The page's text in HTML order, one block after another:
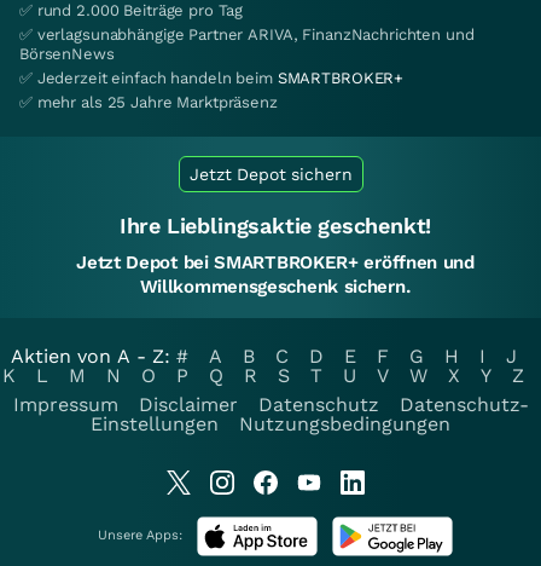
✅ rund 2.000 Beiträge pro Tag
✅ verlagsunabhängige Partner ARIVA, FinanzNachrichten und
BörsenNews
✅ Jederzeit einfach handeln beim SMARTBROKER+
✅ mehr als 25 Jahre Marktpräsenz
Jetzt Depot sichern
Ihre Lieblingsaktie geschenkt!
Jetzt Depot bei SMARTBROKER+ eröffnen und
Willkommensgeschenk sichern.
Aktien von A - Z: # A B C D E F G H I
J
K
L M N O P Q R S T U V W X Y
Z
Impressum
Disclaimer Datenschutz
Datenschutz-
Einstellungen
Nutzungsbedingungen
Unsere Apps: